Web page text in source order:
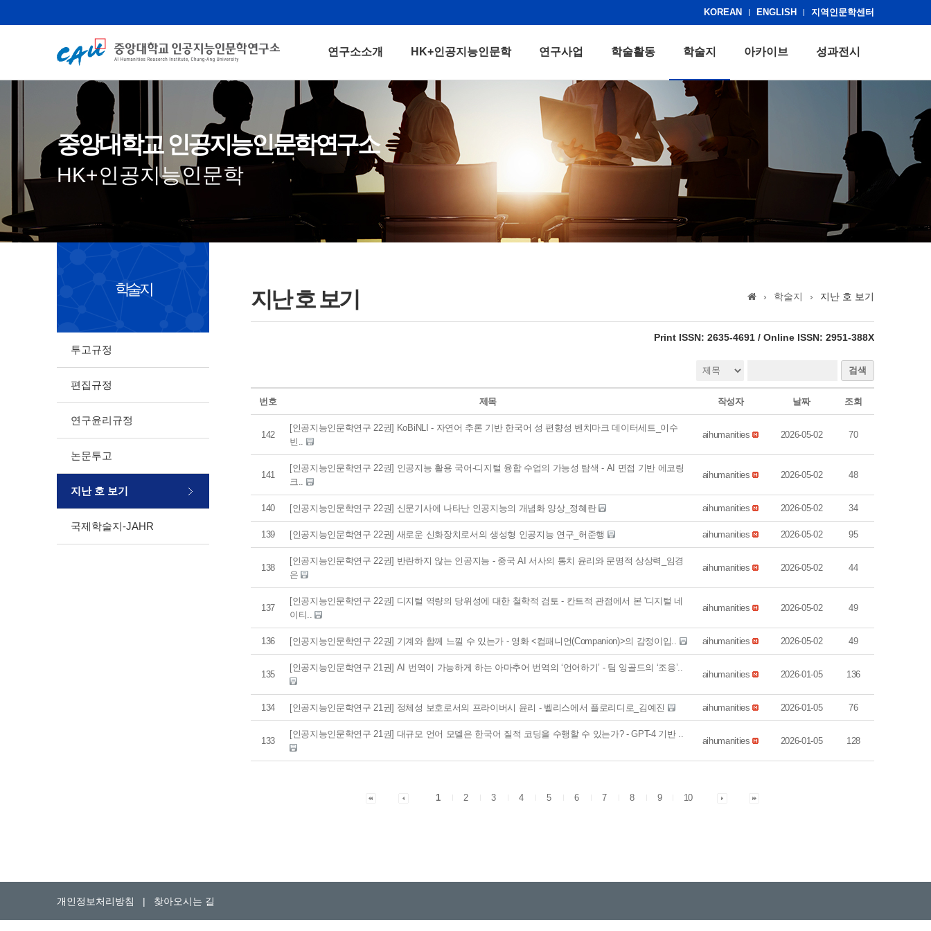
KOREAN ENGLISH 지역인문학센터
연구소소개 HK+인공지능인문학 연구사업 학술활동 학술지 아카이브 성과전시
중앙대학교 인공지능인문학연구소
HK+인공지능인문학
학술지
투고규정
편집규정
연구윤리규정
논문투고
지난 호 보기
국제학술지-JAHR
› 학술지 › 지난 호 보기
지난 호 보기
Print ISSN: 2635-4691 / Online ISSN: 2951-388X
검색
번호 제목 작성자 날짜 조회
142
[인공지능인문학연구 22권] KoBiNLI - 자연어 추론 기반 한국어 성 편향성 벤치마크 데이터세트_이수
빈..
aihumanities 2026-05-02 70
141
[인공지능인문학연구 22권] 인공지능 활용 국어-디지털 융합 수업의 가능성 탐색 - AI 면접 기반 에코링
크..
aihumanities 2026-05-02 48
140 [인공지능인문학연구 22권] 신문기사에 나타난 인공지능의 개념화 양상_정혜란 aihumanities 2026-05-02 34
139 [인공지능인문학연구 22권] 새로운 신화장치로서의 생성형 인공지능 연구_허준행 aihumanities 2026-05-02 95
138
[인공지능인문학연구 22권] 반란하지 않는 인공지능 - 중국 AI 서사의 통치 윤리와 문명적 상상력_임경
은
aihumanities 2026-05-02 44
137
[인공지능인문학연구 22권] 디지털 역량의 당위성에 대한 철학적 검토 - 칸트적 관점에서 본 '디지털 네
이티..
aihumanities 2026-05-02 49
136 [인공지능인문학연구 22권] 기계와 함께 느낄 수 있는가 - 영화 <컴패니언(Companion)>의 감정이입.. aihumanities 2026-05-02 49
135
[인공지능인문학연구 21권] AI 번역이 가능하게 하는 아마추어 번역의 ‘언어하기’ - 팀 잉골드의 ‘조응’..
aihumanities 2026-01-05 136
134 [인공지능인문학연구 21권] 정체성 보호로서의 프라이버시 윤리 - 벨리스에서 플로리디로_김예진 aihumanities 2026-01-05 76
133
[인공지능인문학연구 21권] 대규모 언어 모델은 한국어 질적 코딩을 수행할 수 있는가? - GPT-4 기반 ..
aihumanities 2026-01-05 128
1 2 3 4 5 6 7 8 9 10
개인정보처리방침 | 찾아오시는 길